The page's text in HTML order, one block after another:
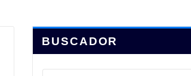
BUSCADOR